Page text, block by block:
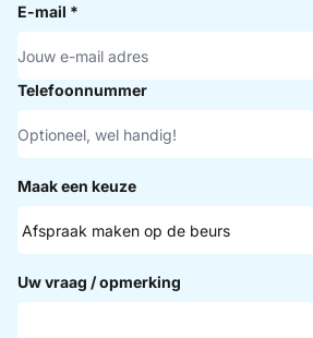
E-mail *
Telefoonnummer
Maak een keuze
Uw vraag / opmerking